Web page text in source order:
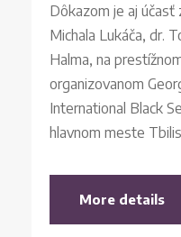
Dôkazom je aj účasť
Michala Lukáča, dr.
Halma, na
organizovanom
International Black
hlavnom meste
More details